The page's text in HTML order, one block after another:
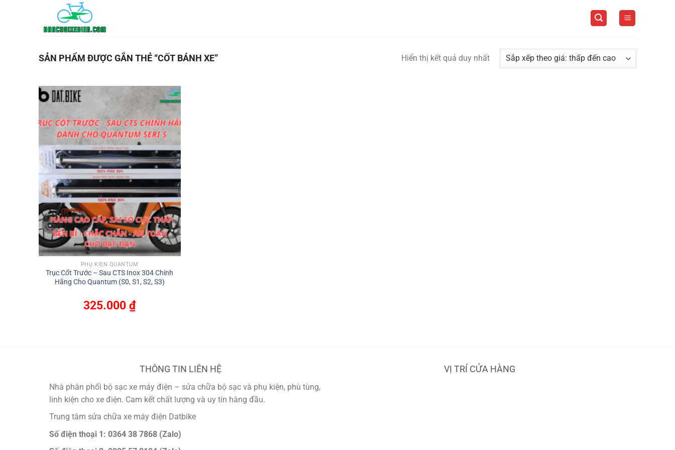
SẢN PHẨM ĐƯỢC GẮN THẺ “CỐT BÁNH XE” Hiển thị kết quả duy nhất
PHỤ KIỆN QUANTUM
Trục Cốt Trước – Sau CTS Inox 304 Chính
Hãng Cho Quantum (S0, S1, S2, S3)
325.000₫
THÔNG TIN LIÊN HỆ
Nhà phân phối bộ sạc xe máy điện – sửa chữa bộ sạc và phụ kiện, phù tùng,
linh kiện cho xe điện. Cam kết chất lượng và uy tín hàng đầu.
Trung tâm sửa chữa xe máy điện Datbike
Số điện thoại 1: 0364 38 7868 (Zalo)
VỊ TRÍ CỬA HÀNG